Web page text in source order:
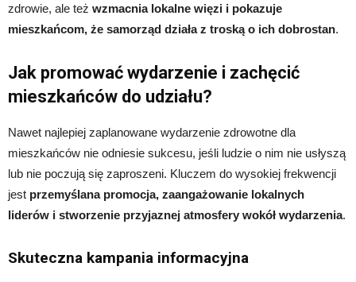
zdrowie, ale też wzmacnia lokalne więzi i pokazuje
mieszkańcom, że samorząd działa z troską o ich dobrostan.
Jak promować wydarzenie i zachęcić
mieszkańców do udziału?
Nawet najlepiej zaplanowane wydarzenie zdrowotne dla
mieszkańców nie odniesie sukcesu, jeśli ludzie o nim nie usłyszą
lub nie poczują się zaproszeni. Kluczem do wysokiej frekwencji
jest przemyślana promocja, zaangażowanie lokalnych
liderów i stworzenie przyjaznej atmosfery wokół wydarzenia.
Skuteczna kampania informacyjna